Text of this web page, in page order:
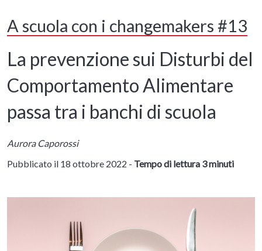
A scuola con i changemakers #13
La prevenzione sui Disturbi del
Comportamento Alimentare
passa tra i banchi di scuola
Aurora Caporossi
Pubblicato il 18 ottobre 2022 - Tempo di lettura 3 minuti